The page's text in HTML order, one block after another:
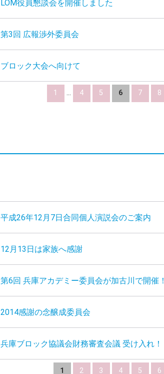
LOM役員懇談会を開催しました
第3回 広報渉外委員会
ブロック大会へ向けて
1 ... 4 5 6 7 8
平成26年12月7日合同個人演説会のご案内
12月13日は家族へ感謝
第6回 兵庫アカデミー委員会が加古川で開催！
2014感謝の念醸成委員会
兵庫ブロック協議会財務審査会議 受け入れ！
1 2 3 4 5 6